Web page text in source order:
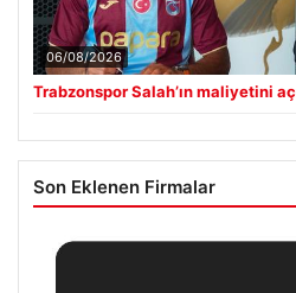
06/08/2026
Trabzonspor Salah’ın maliyetini
Son Eklenen Firmalar